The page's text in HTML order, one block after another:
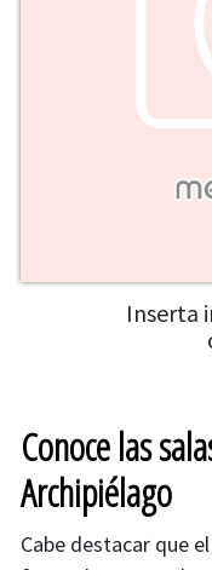
Inserta
Conoce las
Archipiélago
Cabe destacar que